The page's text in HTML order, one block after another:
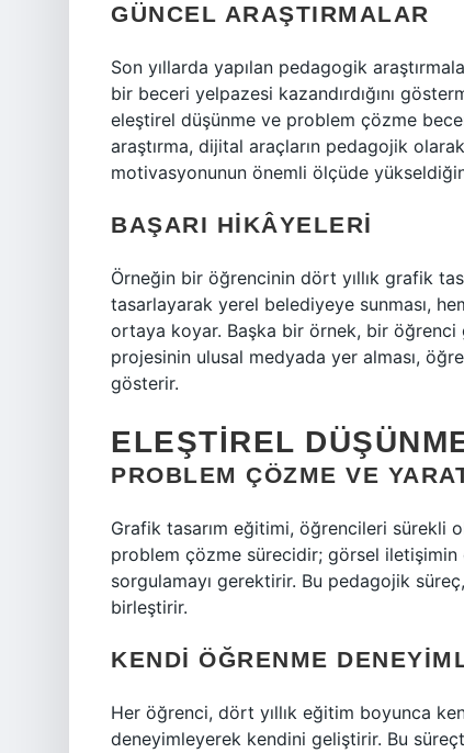
GÜNCEL ARAŞTIRMALAR
Son yıllarda yapılan pedagogik
bir beceri yelpazesi kazandırdığını
eleştirel düşünme ve problem çözme
araştırma, dijital araçların pedagojik
motivasyonunun önemli ölçüde
BAŞARI HIKÂYELERI
Örneğin bir öğrencinin dört yıllık grafik
tasarlayarak yerel belediyeye sunması,
ortaya koyar. Başka bir örnek, bir öğrenci
projesinin ulusal medyada yer alması,
gösterir.
ELEŞTIREL
PROBLEM ÇÖZME VE
Grafik tasarım eğitimi, öğrencileri sürekli
problem çözme sürecidir; görsel iletişimin
sorgulamayı gerektirir. Bu pedagojik
birleştirir.
KENDI ÖĞRENME
Her öğrenci, dört yıllık eğitim boyunca
deneyimleyerek kendini geliştirir. Bu